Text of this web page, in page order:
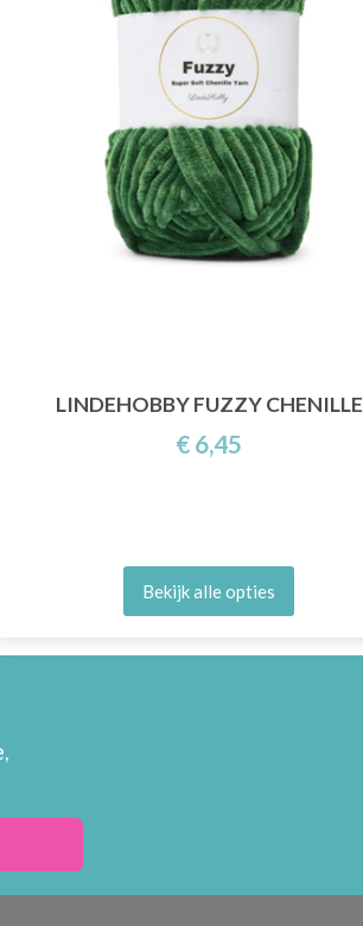
LINDEHOBBY FUZZY CHENILLE
€ 6,45
Bekijk alle opties